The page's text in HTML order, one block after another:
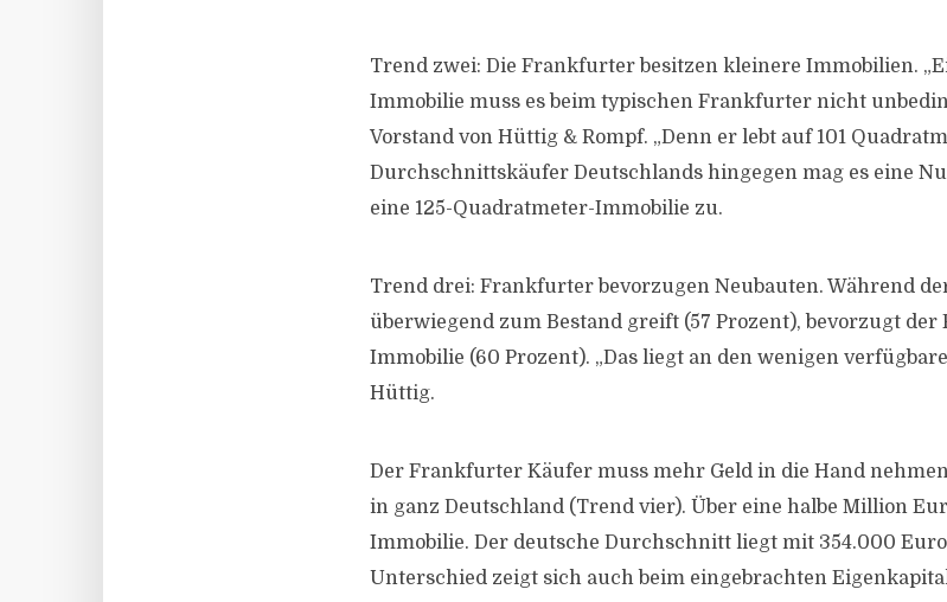
Trend zwei: Die Frankfurter besitzen kleinere Immobilien.
Immobilie muss es beim typischen Frankfurter nicht
Vorstand von Hüttig & Rompf. „Denn er lebt auf 101
Durchschnittskäufer Deutschlands hingegen mag es eine
eine 125-Quadratmeter-Immobilie zu.
Trend drei: Frankfurter bevorzugen Neubauten. Während
überwiegend zum Bestand greift (57 Prozent), bevorzugt
Immobilie (60 Prozent). „Das liegt an den wenigen
Hüttig.
Der Frankfurter Käufer muss mehr Geld in die Hand
in ganz Deutschland (Trend vier). Über eine halbe Million
Immobilie. Der deutsche Durchschnitt liegt mit 354.000
Unterschied zeigt sich auch beim eingebrachten